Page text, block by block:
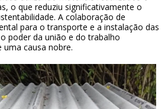
o que reduziu significativamente o
A colaboração de
para o transporte e a instalação das
poder da união e do trabalho
causa nobre.